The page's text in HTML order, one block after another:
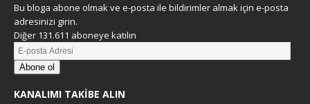
Bu bloga abone olmak ve e-posta ile bildirimler almak için e-posta
adresinizi girin.
Diğer 131.611 aboneye katılın
Abone ol
KANALIMI TAKIBE ALIN